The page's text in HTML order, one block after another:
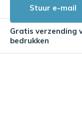
Stuur e-mail
Gratis verzending
bedrukken